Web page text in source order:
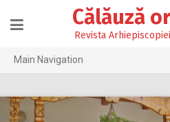
content
Călăuză
Revista
Main Navigation
2026